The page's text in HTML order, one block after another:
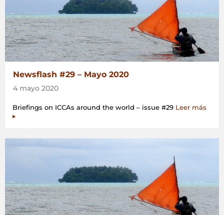
Newsflash #29 – Mayo 2020
4 mayo 2020
Briefings on ICCAs around the world – issue #29 Leer más
▸